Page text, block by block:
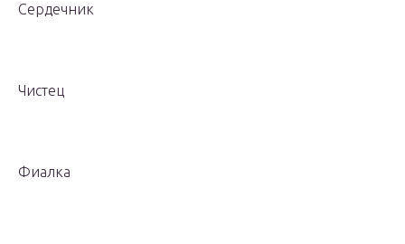
Сердечник
Чистец
Фиалка